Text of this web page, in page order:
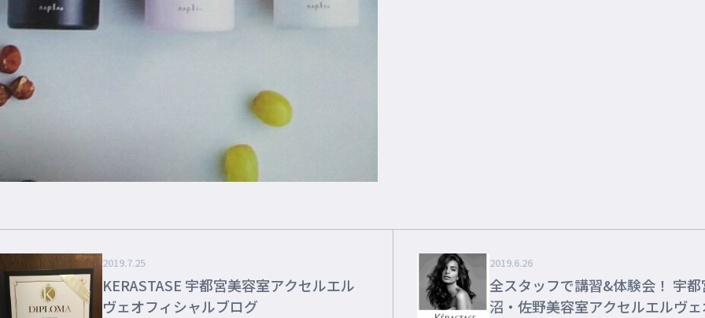
2019.7.25
KERASTASE 宇都宮美容室アクセルエル
ヴェオフィシャルブログ
2019.6.26
全スタッフで講習&体験会！ 宇都宮・鹿
沼・佐野美容室アクセルエルヴ